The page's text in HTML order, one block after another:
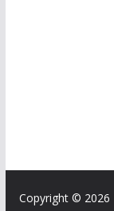
Copyright © 2026